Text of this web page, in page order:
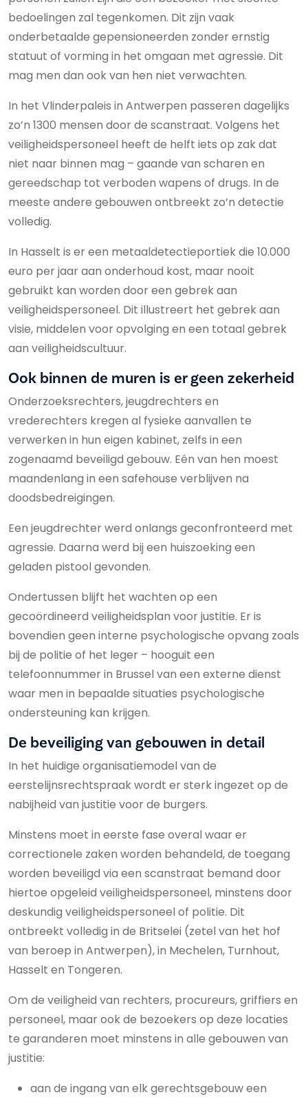
bedoelingen zal tegenkomen. Dit zijn vaak
onderbetaalde gepensioneerden zonder ernstig
statuut of vorming in het omgaan met agressie. Dit
mag men dan ook van hen niet verwachten.
In het Vlinderpaleis in Antwerpen passeren dagelijks
zo’n 1300 mensen door de scanstraat. Volgens het
veiligheidspersoneel heeft de helft iets op zak dat
niet naar binnen mag – gaande van scharen en
gereedschap tot verboden wapens of drugs. In de
meeste andere gebouwen ontbreekt zo’n detectie
volledig.
In Hasselt is er een metaaldetectieportiek die 10.000
euro per jaar aan onderhoud kost, maar nooit
gebruikt kan worden door een gebrek aan
veiligheidspersoneel. Dit illustreert het gebrek aan
visie, middelen voor opvolging en een totaal gebrek
aan veiligheidscultuur.
Ook binnen de muren is er geen zekerheid
Onderzoeksrechters, jeugdrechters en
vrederechters kregen al fysieke aanvallen te
verwerken in hun eigen kabinet, zelfs in een
zogenaamd beveiligd gebouw. Eén van hen moest
maandenlang in een safehouse verblijven na
doodsbedreigingen.
Een jeugdrechter werd onlangs geconfronteerd met
agressie. Daarna werd bij een huiszoeking een
geladen pistool gevonden.
Ondertussen blijft het wachten op een
gecoördineerd veiligheidsplan voor justitie. Er is
bovendien geen interne psychologische opvang zoals
bij de politie of het leger – hooguit een
telefoonnummer in Brussel van een externe dienst
waar men in bepaalde situaties psychologische
ondersteuning kan krijgen.
De beveiliging van gebouwen in detail
In het huidige organisatiemodel van de
eerstelijnsrechtspraak wordt er sterk ingezet op de
nabijheid van justitie voor de burgers.
Minstens moet in eerste fase overal waar er
correctionele zaken worden behandeld, de toegang
worden beveiligd via een scanstraat bemand door
hiertoe opgeleid veiligheidspersoneel, minstens door
deskundig veiligheidspersoneel of politie. Dit
ontbreekt volledig in de Britselei (zetel van het hof
van beroep in Antwerpen), in Mechelen, Turnhout,
Hasselt en Tongeren.
Om de veiligheid van rechters, procureurs, griffiers en
personeel, maar ook de bezoekers op deze locaties
te garanderen moet minstens in alle gebouwen van
justitie:
aan de ingang van elk gerechtsgebouw een